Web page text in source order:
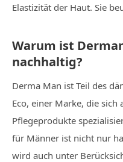
Elastizität der Haut. Sie
Warum ist
nachhaltig?
Derma Man ist Teil des
Eco, einer Marke, die
Pflegeprodukte
für Männer ist nicht nur
wird auch unter